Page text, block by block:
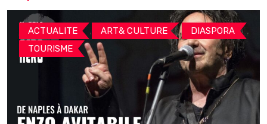
ACTUALITE , ART& CULTURE , DIASPORA ,
TOURISME